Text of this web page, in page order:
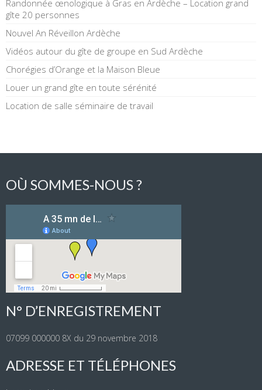
Randonnée œnologique à Gras en Ardèche – Location grand
gîte 20 personnes
Nouvel An Réveillon Ardèche
Vidéos autour du gîte de groupe en Sud Ardèche
Chorégies d’Orange et la Maison Bleue
Louer un grand gîte en toute sérénité
Location de salle séminaire de travail
OÙ SOMMES-NOUS ?
N° D’ENREGISTREMENT
07099 000000 8X du 29 novembre 2018
ADRESSE ET TÉLÉPHONES